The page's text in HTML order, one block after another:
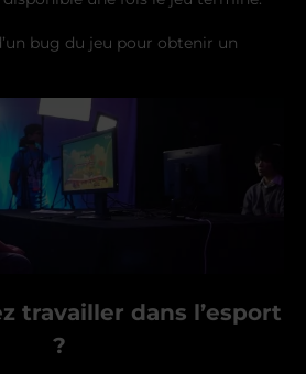
travailler dans l’esport
?
bug du jeu pour obtenir un